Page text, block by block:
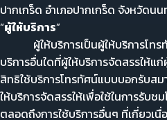
ปากเกร็ด อำเภอปากเกร็ด จังหวัด
“ผู้ให้บริการ”
ผู้ให้บริการเป็นผู้ให้บริการโทร
บริการอื่นใดที่ผู้ให้บริการจัดสรรให้แ
สิทธิใช้บริการโทรทัศน์แบบบอกรับส
ให้บริการจัดสรรให้เพื่อใช้ในการรับ
ตลอดถึงการใช้บริการอื่นๆ ที่เกี่ยวเ